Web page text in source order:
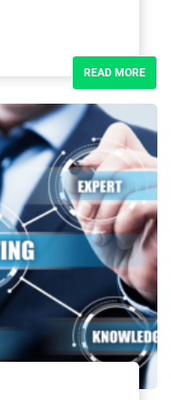
READ MORE